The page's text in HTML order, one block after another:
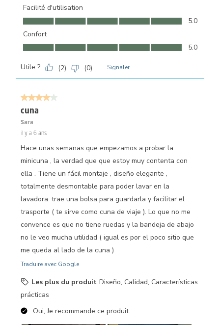
Facilité d'utilisation
Facilité d'utilisation, 5.0 sur 5
5.0
Confort
Confort, 5.0 sur 5
5.0
Utile ? (2) (0) Signaler
4 sur 5 étoiles.
cuna
Sara
il y a 6 ans
Hace unas semanas que empezamos a probar la
minicuna , la verdad que que estoy muy contenta con
ella . Tiene un fácil montaje , diseño elegante ,
totalmente desmontable para poder lavar en la
lavadora. trae una bolsa para guardarla y facilitar el
trasporte ( te sirve como cuna de viaje ). Lo que no me
convence es que no tiene ruedas y la bandeja de abajo
no le veo mucha utilidad ( igual es por el poco sitio que
me queda al lado de la cuna )
Traduire avec Google
Les plus du produit Diseño, Calidad, Características
prácticas
Oui, Je recommande ce produit.